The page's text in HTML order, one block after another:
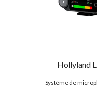
Hollyland
Système de